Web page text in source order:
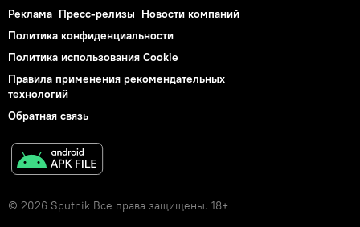
Реклама Пресс-релизы Новости компаний
Политика конфиденциальности
Политика использования Cookie
Правила применения рекомендательных
технологий
Обратная связь
© 2026 Sputnik Все права защищены. 18+